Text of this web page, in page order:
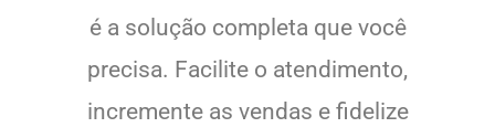
é a solução completa que você
precisa. Facilite o atendimento,
incremente as vendas e fidelize